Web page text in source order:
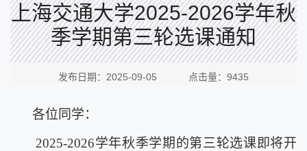
上海交通大学2025-2026学年秋
季学期第三轮选课通知
发布日期：2025-09-05 点击量： 9435
各位同学：
2025-2026学年秋季学期的第三轮选课即将开